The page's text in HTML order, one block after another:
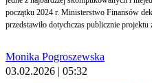
początku 2024 r. Ministerstwo Finansów
przedstawiło dotychczas publicznie
Monika Pogroszewska
03.02.2026 | 05:32